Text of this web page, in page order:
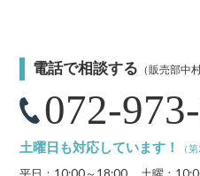
電話で相談する （販売部中
072-
土曜日も対応しています！ （